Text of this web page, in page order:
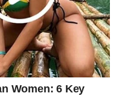
je
snaga. Tvoj anđeo želi
drugih. Tvoja harizma
tvoj dar.